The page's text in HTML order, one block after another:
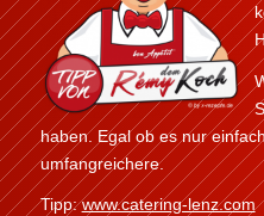
haben. Egal ob es nur
umfangreichere.
Tipp:www.catering-lenz.com